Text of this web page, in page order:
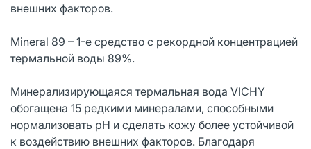
внешних факторов.
Mineral 89 – 1-е средство с рекордной концентрацией
термальной воды 89%.
Минерализирующаяся термальная вода VICHY
обогащена 15 редкими минералами, способными
нормализовать рН и сделать кожу более устойчивой
к воздействию внешних факторов. Благодаря